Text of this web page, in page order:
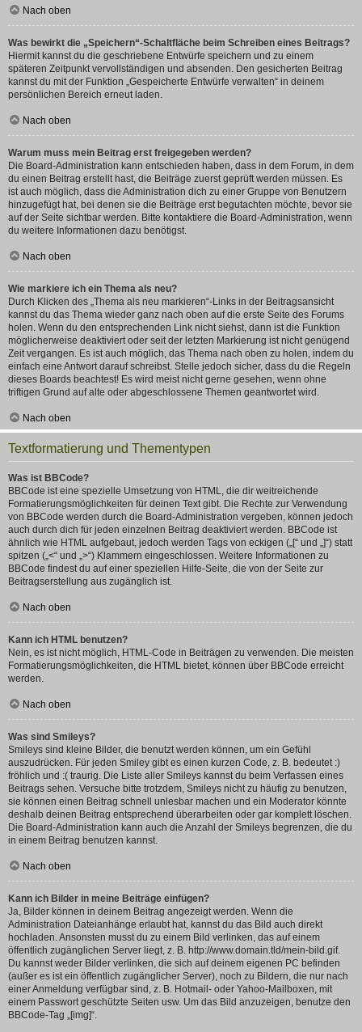
Nach oben
Was bewirkt die „Speichern“-Schaltfläche beim Schreiben eines Beitrags?
Hiermit kannst du die geschriebene Entwürfe speichern und zu einem
späteren Zeitpunkt vervollständigen und absenden. Den gesicherten Beitrag
kannst du mit der Funktion „Gespeicherte Entwürfe verwalten“ in deinem
persönlichen Bereich erneut laden.
Nach oben
Warum muss mein Beitrag erst freigegeben werden?
Die Board-Administration kann entschieden haben, dass in dem Forum, in dem
du einen Beitrag erstellt hast, die Beiträge zuerst geprüft werden müssen. Es
ist auch möglich, dass die Administration dich zu einer Gruppe von Benutzern
hinzugefügt hat, bei denen sie die Beiträge erst begutachten möchte, bevor sie
auf der Seite sichtbar werden. Bitte kontaktiere die Board-Administration, wenn
du weitere Informationen dazu benötigst.
Nach oben
Wie markiere ich ein Thema als neu?
Durch Klicken des „Thema als neu markieren“-Links in der Beitragsansicht
kannst du das Thema wieder ganz nach oben auf die erste Seite des Forums
holen. Wenn du den entsprechenden Link nicht siehst, dann ist die Funktion
möglicherweise deaktiviert oder seit der letzten Markierung ist nicht genügend
Zeit vergangen. Es ist auch möglich, das Thema nach oben zu holen, indem du
einfach eine Antwort darauf schreibst. Stelle jedoch sicher, dass du die Regeln
dieses Boards beachtest! Es wird meist nicht gerne gesehen, wenn ohne
triftigen Grund auf alte oder abgeschlossene Themen geantwortet wird.
Nach oben
Textformatierung und Thementypen
Was ist BBCode?
BBCode ist eine spezielle Umsetzung von HTML, die dir weitreichende
Formatierungsmöglichkeiten für deinen Text gibt. Die Rechte zur Verwendung
von BBCode werden durch die Board-Administration vergeben, können jedoch
auch durch dich für jeden einzelnen Beitrag deaktiviert werden. BBCode ist
ähnlich wie HTML aufgebaut, jedoch werden Tags von eckigen („[“ und „]“) statt
spitzen („<“ und „>“) Klammern eingeschlossen. Weitere Informationen zu
BBCode findest du auf einer speziellen Hilfe-Seite, die von der Seite zur
Beitragserstellung aus zugänglich ist.
Nach oben
Kann ich HTML benutzen?
Nein, es ist nicht möglich, HTML-Code in Beiträgen zu verwenden. Die meisten
Formatierungsmöglichkeiten, die HTML bietet, können über BBCode erreicht
werden.
Nach oben
Was sind Smileys?
Smileys sind kleine Bilder, die benutzt werden können, um ein Gefühl
auszudrücken. Für jeden Smiley gibt es einen kurzen Code, z. B. bedeutet :)
fröhlich und :( traurig. Die Liste aller Smileys kannst du beim Verfassen eines
Beitrags sehen. Versuche bitte trotzdem, Smileys nicht zu häufig zu benutzen,
sie können einen Beitrag schnell unlesbar machen und ein Moderator könnte
deshalb deinen Beitrag entsprechend überarbeiten oder gar komplett löschen.
Die Board-Administration kann auch die Anzahl der Smileys begrenzen, die du
in einem Beitrag benutzen kannst.
Nach oben
Kann ich Bilder in meine Beiträge einfügen?
Ja, Bilder können in deinem Beitrag angezeigt werden. Wenn die
Administration Dateianhänge erlaubt hat, kannst du das Bild auch direkt
hochladen. Ansonsten musst du zu einem Bild verlinken, das auf einem
öffentlich zugänglichen Server liegt, z. B. http://www.domain.tld/mein-bild.gif.
Du kannst weder Bilder verlinken, die sich auf deinem eigenen PC befinden
(außer es ist ein öffentlich zugänglicher Server), noch zu Bildern, die nur nach
einer Anmeldung verfügbar sind, z. B. Hotmail- oder Yahoo-Mailboxen, mit
einem Passwort geschützte Seiten usw. Um das Bild anzuzeigen, benutze den
BBCode-Tag „[img]“.